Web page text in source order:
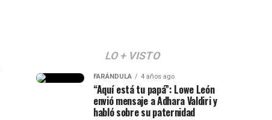
LO + VISTO
FARÁNDULA 4 años ago
“Aquí está tu papá”: Lowe León
envió mensaje a Adhara Valdiri y
habló sobre su paternidad